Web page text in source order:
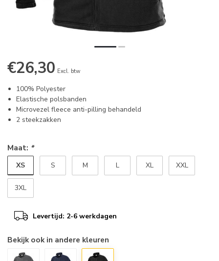
€26,30 Excl. btw
100% Polyester
Elastische polsbanden
Microvezel fleece anti-pilling behandeld
2 steekzakken
Maat: *
XS S M L XL XXL
3XL
Levertijd: 2-6 werkdagen
Bekijk ook in andere kleuren